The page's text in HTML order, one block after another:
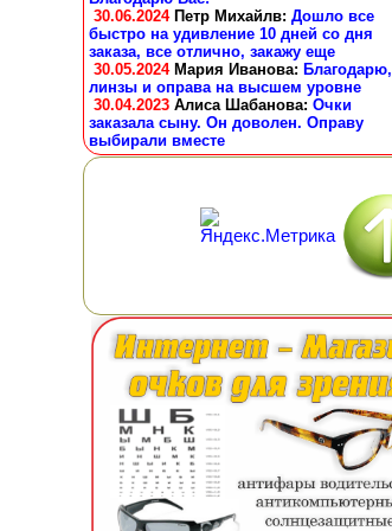
30.06.2024 Петр Михайлв: Дошло все
быстро на удивление 10 дней со дня
заказа, все отлично, закажу еще
30.05.2024 Мария Иванова: Благодарю,
линзы и оправа на высшем уровне
30.04.2023 Алиса Шабанова: Очки
заказала сыну. Он доволен. Оправу
выбирали вместе